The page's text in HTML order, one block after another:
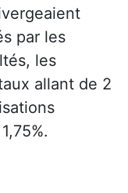
par les
les
allant de 2